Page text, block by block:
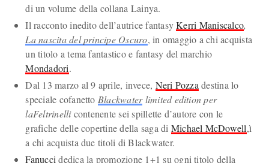
di un volume della collana Lainya.
Il racconto inedito dell’autrice fantasyKerri Maniscalco,
La nascita del principe Oscuro, in omaggio a chi acquista
un titolo a tema fantastico e fantasy del marchio
Mondadori.
Dal 13 marzo al 9 aprile, invece, Neri Pozza destina lo
speciale cofanetto Blackwaterlimited edition per
laFeltrinellicontenente sei spillette d’autore con le
grafiche delle copertine della saga di Michael McDowell,ì
a chi acquista due titoli di Blackwater.
Fanucci dedica la promozione 1+1 su ogni titolo della